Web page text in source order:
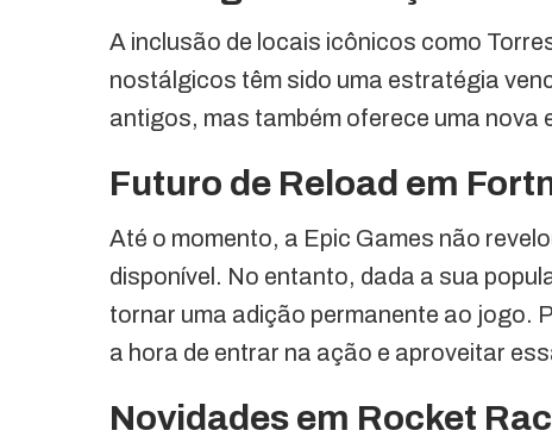
A inclusão de locais icônicos como
nostálgicos têm sido uma estratégia
antigos, mas também oferece uma
Futuro de Reload em
Até o momento, a Epic Games não
disponível. No entanto, dada a sua
tornar uma adição permanente ao jogo.
a hora de entrar na ação e aproveitar
Novidades em Rocket